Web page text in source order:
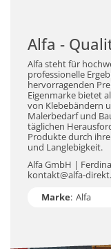
Alfa -
Alfa steht für
professionelle
hervorragenden
Eigenmarke bietet
von Klebebändern
Malerbedarf und
täglichen
Produkte durch
und Langlebigkeit.
Alfa GmbH |
kontakt@alfa-
Marke: Alfa